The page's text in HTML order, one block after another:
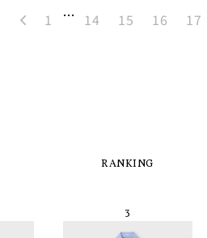
1 … 14 15 16 17
RANKING